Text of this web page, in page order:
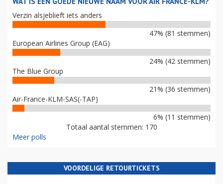
Verzin alsjeblieft iets anders
47% (81 stemmen)
European Airlines Group (EAG)
24% (42 stemmen)
The Blue Group
21% (36 stemmen)
Air-France-KLM-SAS(-TAP)
6% (11 stemmen)
Totaal aantal stemmen: 170
Meer polls
VOORDELIGE RETOURTICKETS